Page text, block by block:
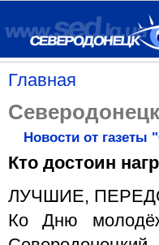
Главная
Новости от газеты
Кто достоин
ЛУЧШИЕ,
Ко Дню